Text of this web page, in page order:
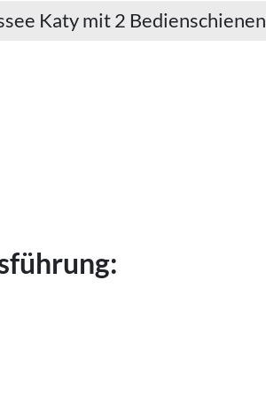
Katy mit 2 Bedienschienen